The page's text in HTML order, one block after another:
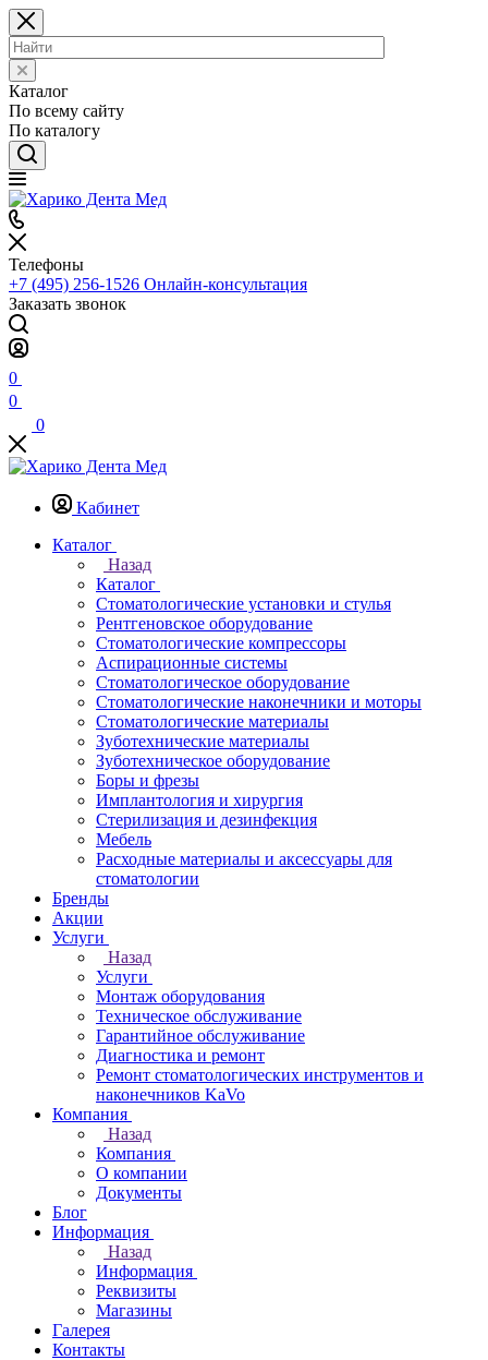
Каталог
По всему сайту
По каталогу
Телефоны
+7 (495) 256-1526 Онлайн-консультация
Заказать звонок
0
0
0
Кабинет
Каталог
Назад
Каталог
Стоматологические установки и стулья
Рентгеновское оборудование
Стоматологические компрессоры
Аспирационные системы
Стоматологическое оборудование
Стоматологические наконечники и моторы
Стоматологические материалы
Зуботехнические материалы
Зуботехническое оборудование
Боры и фрезы
Имплантология и хирургия
Стерилизация и дезинфекция
Мебель
Расходные материалы и аксессуары для
стоматологии
Бренды
Акции
Услуги
Назад
Услуги
Монтаж оборудования
Техническое обслуживание
Гарантийное обслуживание
Диагностика и ремонт
Ремонт стоматологических инструментов и
наконечников KaVo
Компания
Назад
Компания
О компании
Документы
Блог
Информация
Назад
Информация
Реквизиты
Магазины
Галерея
Контакты